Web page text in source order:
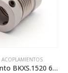
ACOPLAMIENTOS
Acoplamiento BKXS.1520 6/6